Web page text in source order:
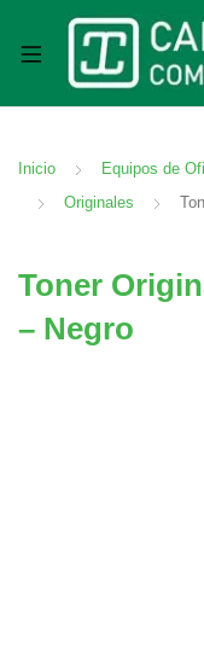
Inicio Equipos de
Originales
Toner
– Negro